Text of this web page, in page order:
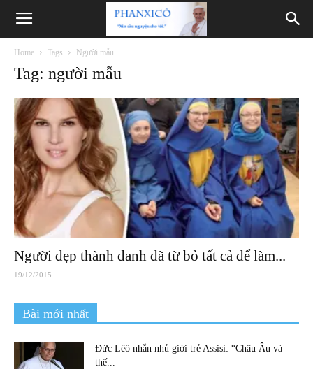
Phanxicô
Home Tags Người mẫu
Tag: người mẫu
Người đẹp thành danh đã từ bỏ tất cả để làm...
19/12/2015
Bài mới nhất
Đức Lêô nhắn nhủ giới trẻ Assisi: “Châu Âu và
thế...